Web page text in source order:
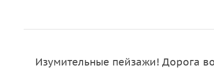
Изумительные пейзажи! Дорога